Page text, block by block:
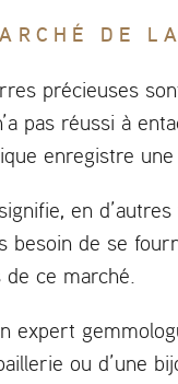
DE
précieuses
pas réussi à
enregistre
en
besoin de se
de ce marché.
expert
ou d’une